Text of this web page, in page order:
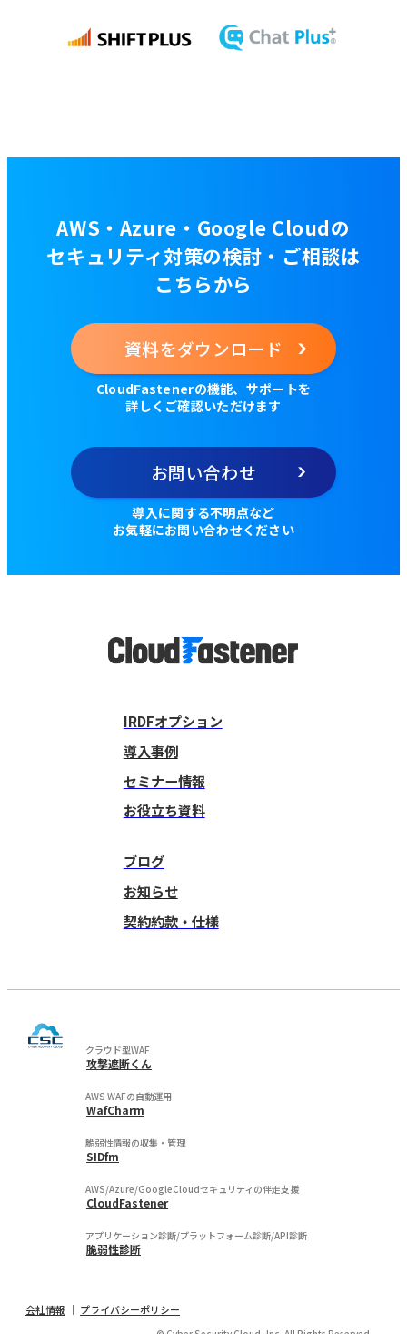
AWS・Azure・Google Cloudの
セキュリティ対策の検討・ご相談は
こちらから
資料をダウンロード
CloudFastenerの機能、サポートを
詳しくご確認いただけます
お問い合わせ
導入に関する不明点など
お気軽にお問い合わせください
IRDFオプション
導入事例
セミナー情報
お役立ち資料
ブログ
お知らせ
契約約款・仕様
クラウド型WAF
攻撃遮断くん
AWS WAFの自動運用
WafCharm
脆弱性情報の収集・管理
SIDfm
AWS/Azure/GoogleCloudセキュリティの伴走支援
CloudFastener
アプリケーション診断/プラットフォーム診断/API診断
脆弱性診断
会社情報 プライバシーポリシー